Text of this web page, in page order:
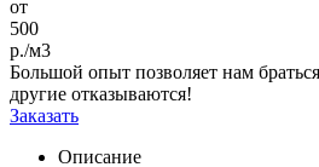
от
500
р./м3
Большой опыт позволяет нам
другие отказываются!
Заказать
Описание